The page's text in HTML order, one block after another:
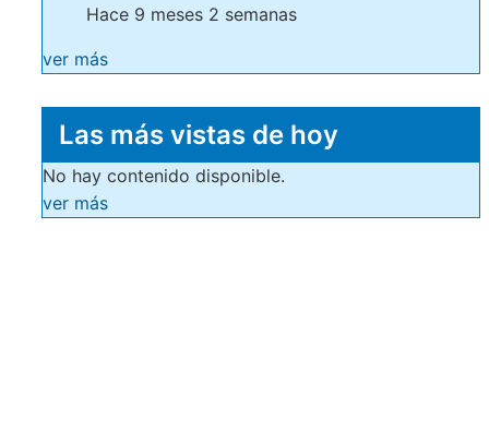
Hace 9 meses 2 semanas
ver más
Las más vistas de hoy
No hay contenido disponible.
ver más